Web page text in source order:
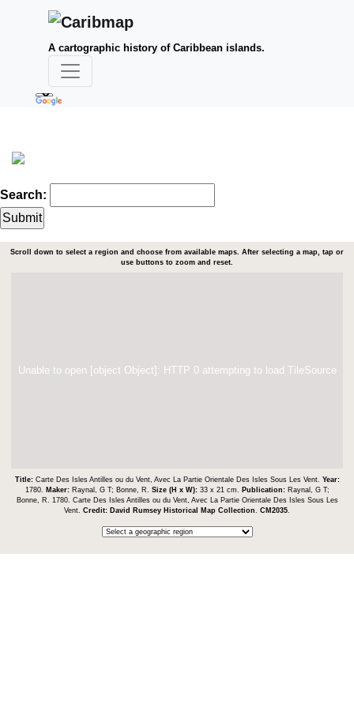
A cartographic history of Caribbean islands.
Search:
Scroll down to select a region and choose from available maps. After selecting a map, tap or
use buttons to zoom and reset.
Unable to open [object Object]: HTTP 0 attempting to load TileSource
Title: Carte Des Isles Antilles ou du Vent, Avec La Partie Orientale Des Isles Sous Les Vent. Year:
1780.
Maker: Raynal, G T; Bonne, R. Size (H x W): 33 x 21 cm. Publication: Raynal, G T;
Bonne, R. 1780. Carte Des Isles Antilles ou du Vent, Avec La Partie Orientale Des Isles Sous Les
Vent. Credit: David Rumsey Historical Map Collection CM2035